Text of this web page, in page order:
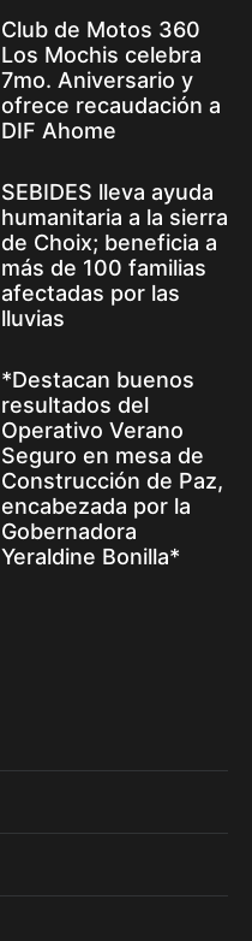
Club de Motos 360
Los Mochis celebra
7mo. Aniversario y
ofrece recaudación a
DIF Ahome
SEBIDES lleva ayuda
humanitaria a la sierra
de Choix; beneficia a
más de 100 familias
afectadas por las
lluvias
*Destacan buenos
resultados del
Operativo Verano
Seguro en mesa de
Construcción de Paz,
encabezada por la
Gobernadora
Yeraldine Bonilla*